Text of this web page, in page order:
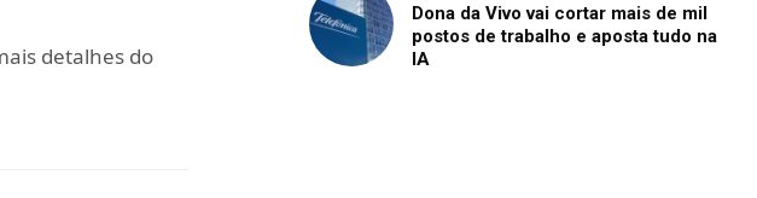
detalhes do
Dona da Vivo vai cortar mais de mil
postos de trabalho e aposta tudo na
IA